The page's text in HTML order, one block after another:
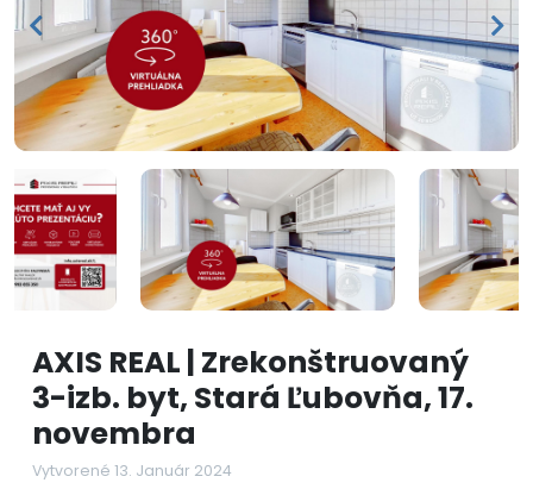
AXIS REAL | Zrekonštruovaný
3-izb. byt, Stará Ľubovňa, 17.
novembra
Vytvorené 13. Január 2024